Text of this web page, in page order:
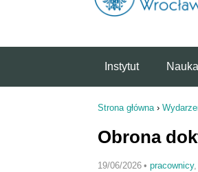
Instytut Nauka
Strona główna›
Obrona
19/06/2026 • pracownicy,